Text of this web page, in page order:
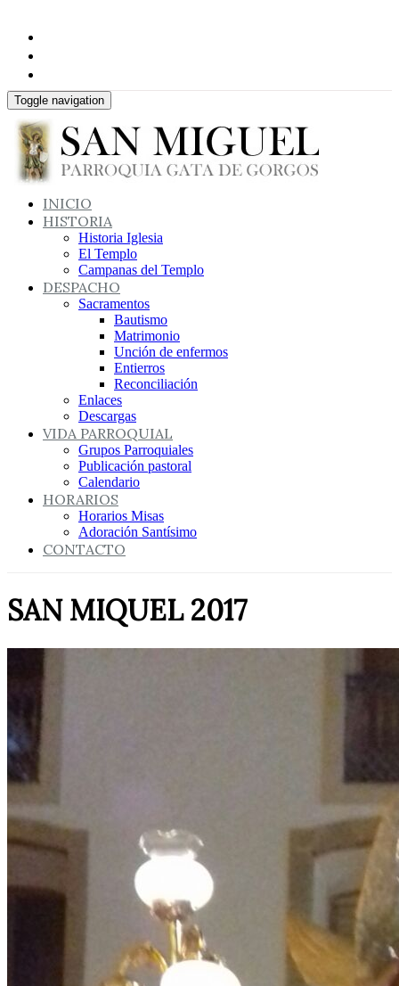
Toggle navigation
INICIO
HISTORIA
Historia Iglesia
El Templo
Campanas del Templo
DESPACHO
Sacramentos
Bautismo
Matrimonio
Unción de enfermos
Entierros
Reconciliación
Enlaces
Descargas
VIDA PARROQUIAL
Grupos Parroquiales
Publicación pastoral
Calendario
HORARIOS
Horarios Misas
Adoración Santísimo
CONTACTO
SAN MIQUEL 2017